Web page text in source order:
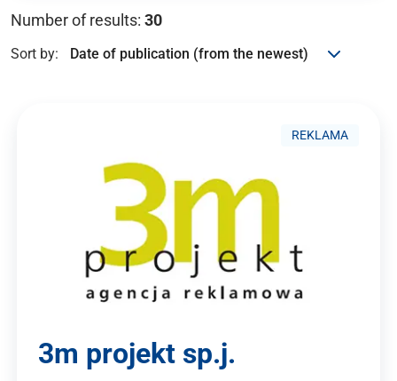
Number of results: 30
Sort by:
REKLAMA
3m projekt sp.j.